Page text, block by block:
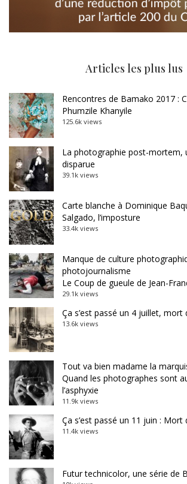
Articles les plus lus
Rencontres de Bamako 2017 :
Phumzile Khanyile
125.6k views
La photographie post-mortem,
disparue
39.1k views
Carte blanche à Dominique
Salgado, l’imposture
33.4k views
Manque de culture
photojournalisme
Le Coup de gueule de Jean-
29.1k views
Ça s’est passé un 4 juillet, mort
13.6k views
Tout va bien madame la
Quand les photographes sont
l’asphyxie
11.9k views
Ça s’est passé un 11 juin : Mort
11.4k views
Futur technicolor, une série de